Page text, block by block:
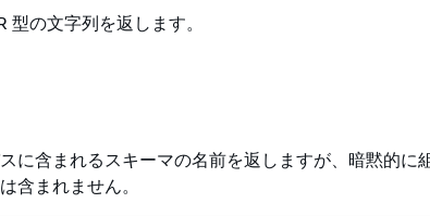
型の文字列を返します。
に含まれるスキーマの名前を返しますが、暗黙的に
含まれません。